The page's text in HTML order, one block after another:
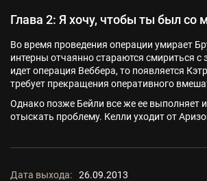
Глава 2: Я хочу, чтобы ты был со
Во время проведения операции умирает
интерны отчаянно стараются смириться с
идет операция Веббера, то появляется
требует прекращения оперативного
Однако позже Бейли все же ее выполняет и
отыскать проблему. Келли уходит от
Дата выхода:
26.09.2013